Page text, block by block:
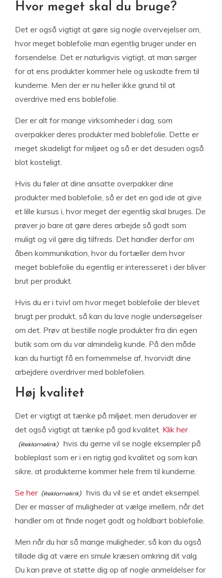
Hvor meget skal du bruge?
Det er også vigtigt at gøre sig nogle overvejelser om,
hvor meget boblefolie man egentlig bruger under en
forsendelse. Det er naturligvis vigtigt, at man sørger
for at ens produkter kommer hele og uskadte frem til
kunderne. Men der er nu heller ikke grund til at
overdrive med ens boblefolie.
Der er alt for mange virksomheder i dag, som
overpakker deres produkter med boblefolie. Dette er
meget skadeligt for miljøet og så er det desuden også
blot kosteligt.
Hvis du føler at dine ansatte overpakker dine
produkter med boblefolie, så er det en god ide at give
et lille kursus i, hvor meget der egentlig skal bruges. De
prøver jo bare at gøre deres arbejde så godt som
muligt og vil gøre dig tilfreds. Det handler derfor om
åben kommunikation, hvor du fortæller dem hvor
meget boblefolie du egentlig er interesseret i der bliver
brut per produkt.
Hvis du er i tvivl om hvor meget boblefolie der blevet
brugt per produkt, så kan du lave nogle undersøgelser
om det. Prøv at bestille nogle produkter fra din egen
butik som om du var almindelig kunde. På den måde
kan du hurtigt få en fornemmelse af, hvorvidt dine
arbejdere overdriver med boblefolien.
Høj kvalitet
Det er vigtigt at tænke på miljøet, men derudover er
det også vigtigt at tænke på god kvalitet. Klik her
hvis du gerne vil se nogle eksempler på
bobleplast som er i en rigtig god kvalitet og som kan
sikre, at produkterne kommer hele frem til kunderne.
Se her
hvis du vil se et andet eksempel.
Der er masser af muligheder at vælge imellem, når det
handler om at finde noget godt og holdbart boblefolie.
Men når du har så mange muligheder, så kan du også
tillade dig at være en smule kræsen omkring dit valg.
Du kan prøve at støtte dig op af nogle anmeldelser for